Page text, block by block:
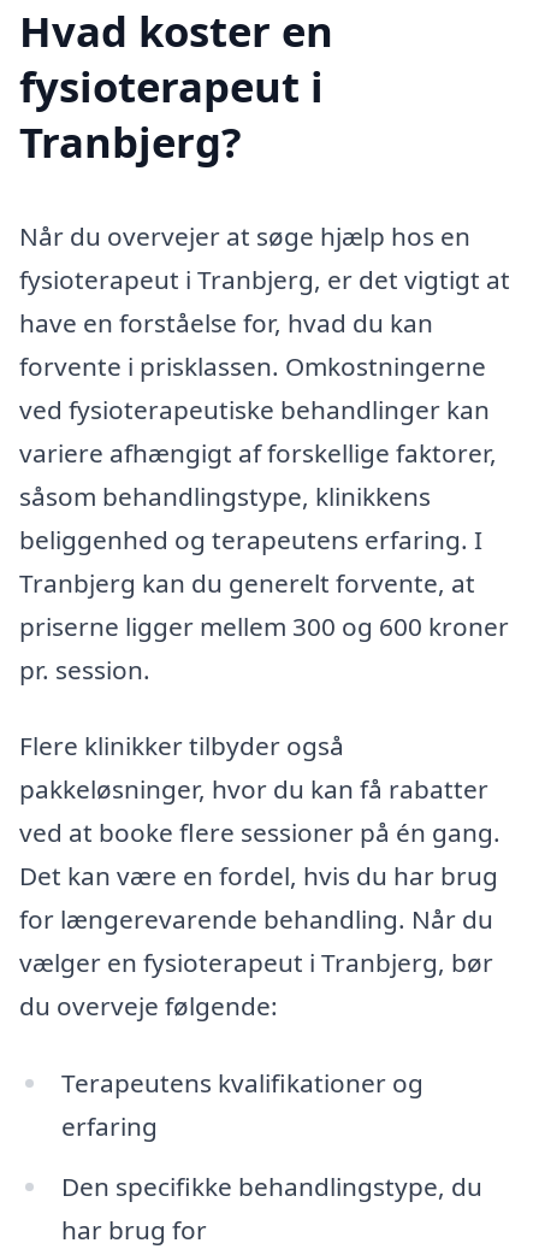
Hvad koster en
fysioterapeut i
Tranbjerg?
Når du overvejer at søge hjælp hos en
fysioterapeut i Tranbjerg, er det vigtigt at
have en forståelse for, hvad du kan
forvente i prisklassen. Omkostningerne
ved fysioterapeutiske behandlinger kan
variere afhængigt af forskellige faktorer,
såsom behandlingstype, klinikkens
beliggenhed og terapeutens erfaring. I
Tranbjerg kan du generelt forvente, at
priserne ligger mellem 300 og 600 kroner
pr. session.
Flere klinikker tilbyder også
pakkeløsninger, hvor du kan få rabatter
ved at booke flere sessioner på én gang.
Det kan være en fordel, hvis du har brug
for længerevarende behandling. Når du
vælger en fysioterapeut i Tranbjerg, bør
du overveje følgende:
Terapeutens kvalifikationer og
erfaring
Den specifikke behandlingstype, du
har brug for